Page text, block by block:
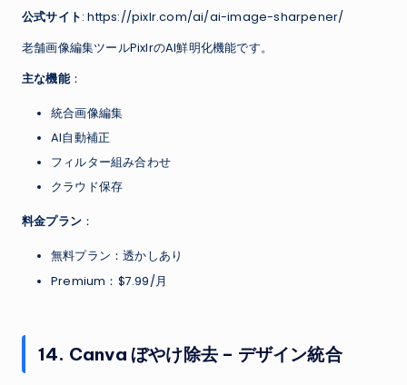
公式サイト: https://pixlr.com/ai/ai-image-sharpener/
老舗画像編集ツールPixlrのAI鮮明化機能です。
主な機能：
統合画像編集
AI自動補正
フィルター組み合わせ
クラウド保存
料金プラン ：
無料プラン：透かしあり
Premium：$7.99/月
14. Canva ぼやけ除去 – デザイン統合